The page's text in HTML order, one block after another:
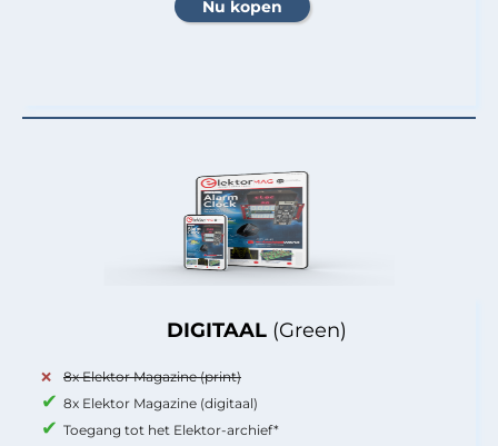
DIGITAAL (Green)
8x Elektor Magazine (print)
8x Elektor Magazine (digitaal)
Toegang tot het Elektor-archief*